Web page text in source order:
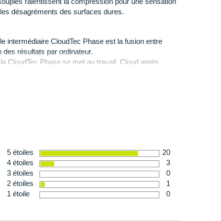
vous garantir une bonne accroche. Elle adhère
accidentés ainsi qu'à la route.
désagréments des surfaces dures.
intermédiaire CloudTec Phase est la fusion entre
des résultats par ordinateur.
CloudTec Phase se met au travail. Cloud après
5 étoiles
20
4 étoiles
3
3 étoiles
0
2 étoiles
1
1 étoile
0